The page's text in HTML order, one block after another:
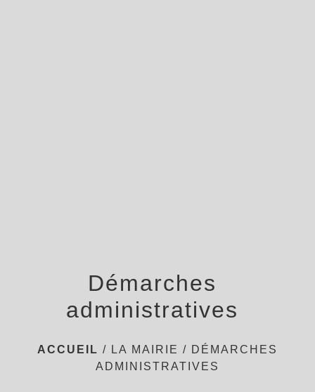
Démarches
administratives
ACCUEIL / LA MAIRIE / DÉMARCHES
ADMINISTRATIVES